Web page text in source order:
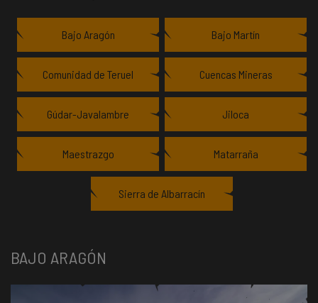
Bajo Aragón Bajo Martín
Comunidad de Teruel Cuencas Mineras
Gúdar-Javalambre Jiloca
Maestrazgo Matarraña
Sierra de Albarracín
BAJO ARAGÓN